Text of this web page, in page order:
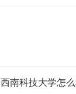
西南科技大学怎